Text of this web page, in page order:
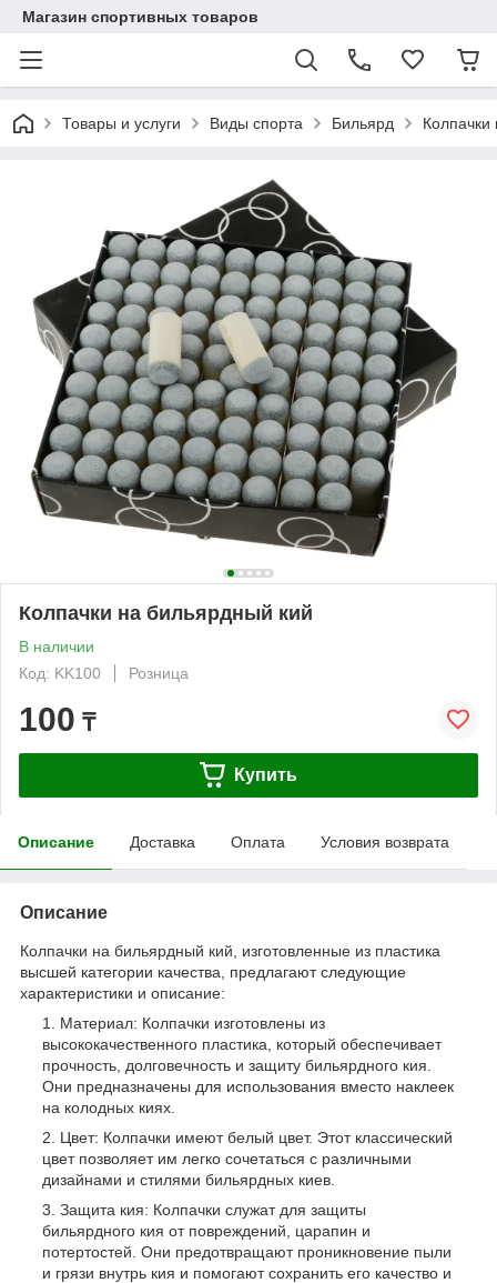
Магазин спортивных товаров
Товары и услуги Виды спорта Бильярд
Колпачки на бильярдный кий
В наличии
Код: KK100
Розница
100 ₸
Купить
Описание Доставка Оплата Условия возврата
Описание
Колпачки на бильярдный кий, изготовленные из пластика
высшей категории качества, предлагают следующие
характеристики и описание:
Материал: Колпачки изготовлены из
высококачественного пластика, который обеспечивает
прочность, долговечность и защиту бильярдного кия.
Они предназначены для использования вместо наклеек
на колодных киях.
Цвет: Колпачки имеют белый цвет. Этот классический
цвет позволяет им легко сочетаться с различными
дизайнами и стилями бильярдных киев.
Защита кия: Колпачки служат для защиты
бильярдного кия от повреждений, царапин и
потертостей. Они предотвращают проникновение пыли
и грязи внутрь кия и помогают сохранить его качество и